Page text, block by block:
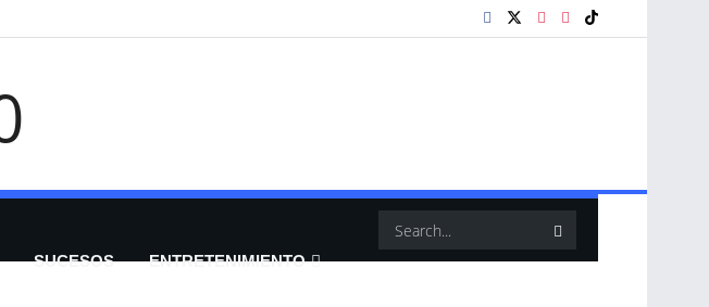
SUCESOS
ENTRETENIMIENTO